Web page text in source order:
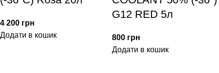
4 200 грн
Додати в кошик
G12 RED 5л
800 грн
Додати в кошик